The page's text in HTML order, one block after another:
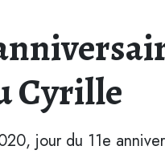
Cyrille
jour du 11e